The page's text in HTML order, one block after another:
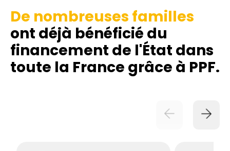
De nombreuses familles
ont déjà bénéficié du
financement de l'État dans
toute la France grâce à PPF.